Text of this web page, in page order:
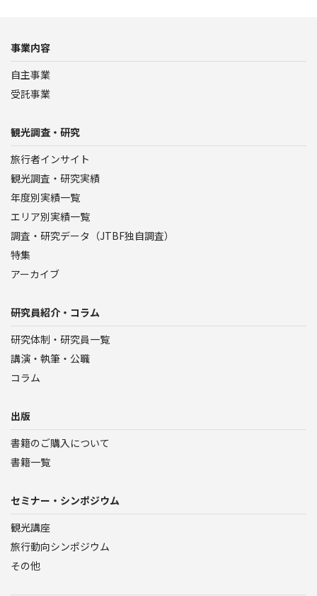
事業内容
自主事業
受託事業
観光調査・研究
旅行者インサイト
観光調査・研究実績
年度別実績一覧
エリア別実績一覧
調査・研究データ（JTBF独自調査）
特集
アーカイブ
研究員紹介・コラム
研究体制・研究員一覧
講演・執筆・公職
コラム
出版
書籍のご購入について
書籍一覧
セミナー・シンポジウム
観光講座
旅行動向シンポジウム
その他